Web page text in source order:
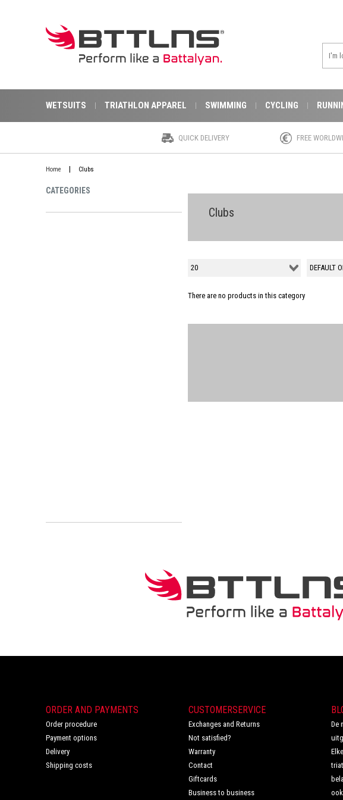
CATEGORIES
Clubs
There are no products in this category
ORDER AND PAYMENTS
Order procedure
Payment options
Delivery
Shipping costs
CUSTOMERSERVICE
Exchanges and Returns
Not satisfied?
Warranty
Contact
Giftcards
Business to business
De
WETSUITS TRIATHLON APPAREL SWIMMING CYCLING
QUICK DELIVERY FREE
Home | Clubs